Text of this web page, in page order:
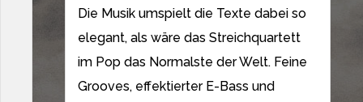
Die Musik umspielt die Texte dabei so
elegant, als wäre das Streichquartett
im Pop das Normalste der Welt. Feine
Grooves, effektierter E-Bass und